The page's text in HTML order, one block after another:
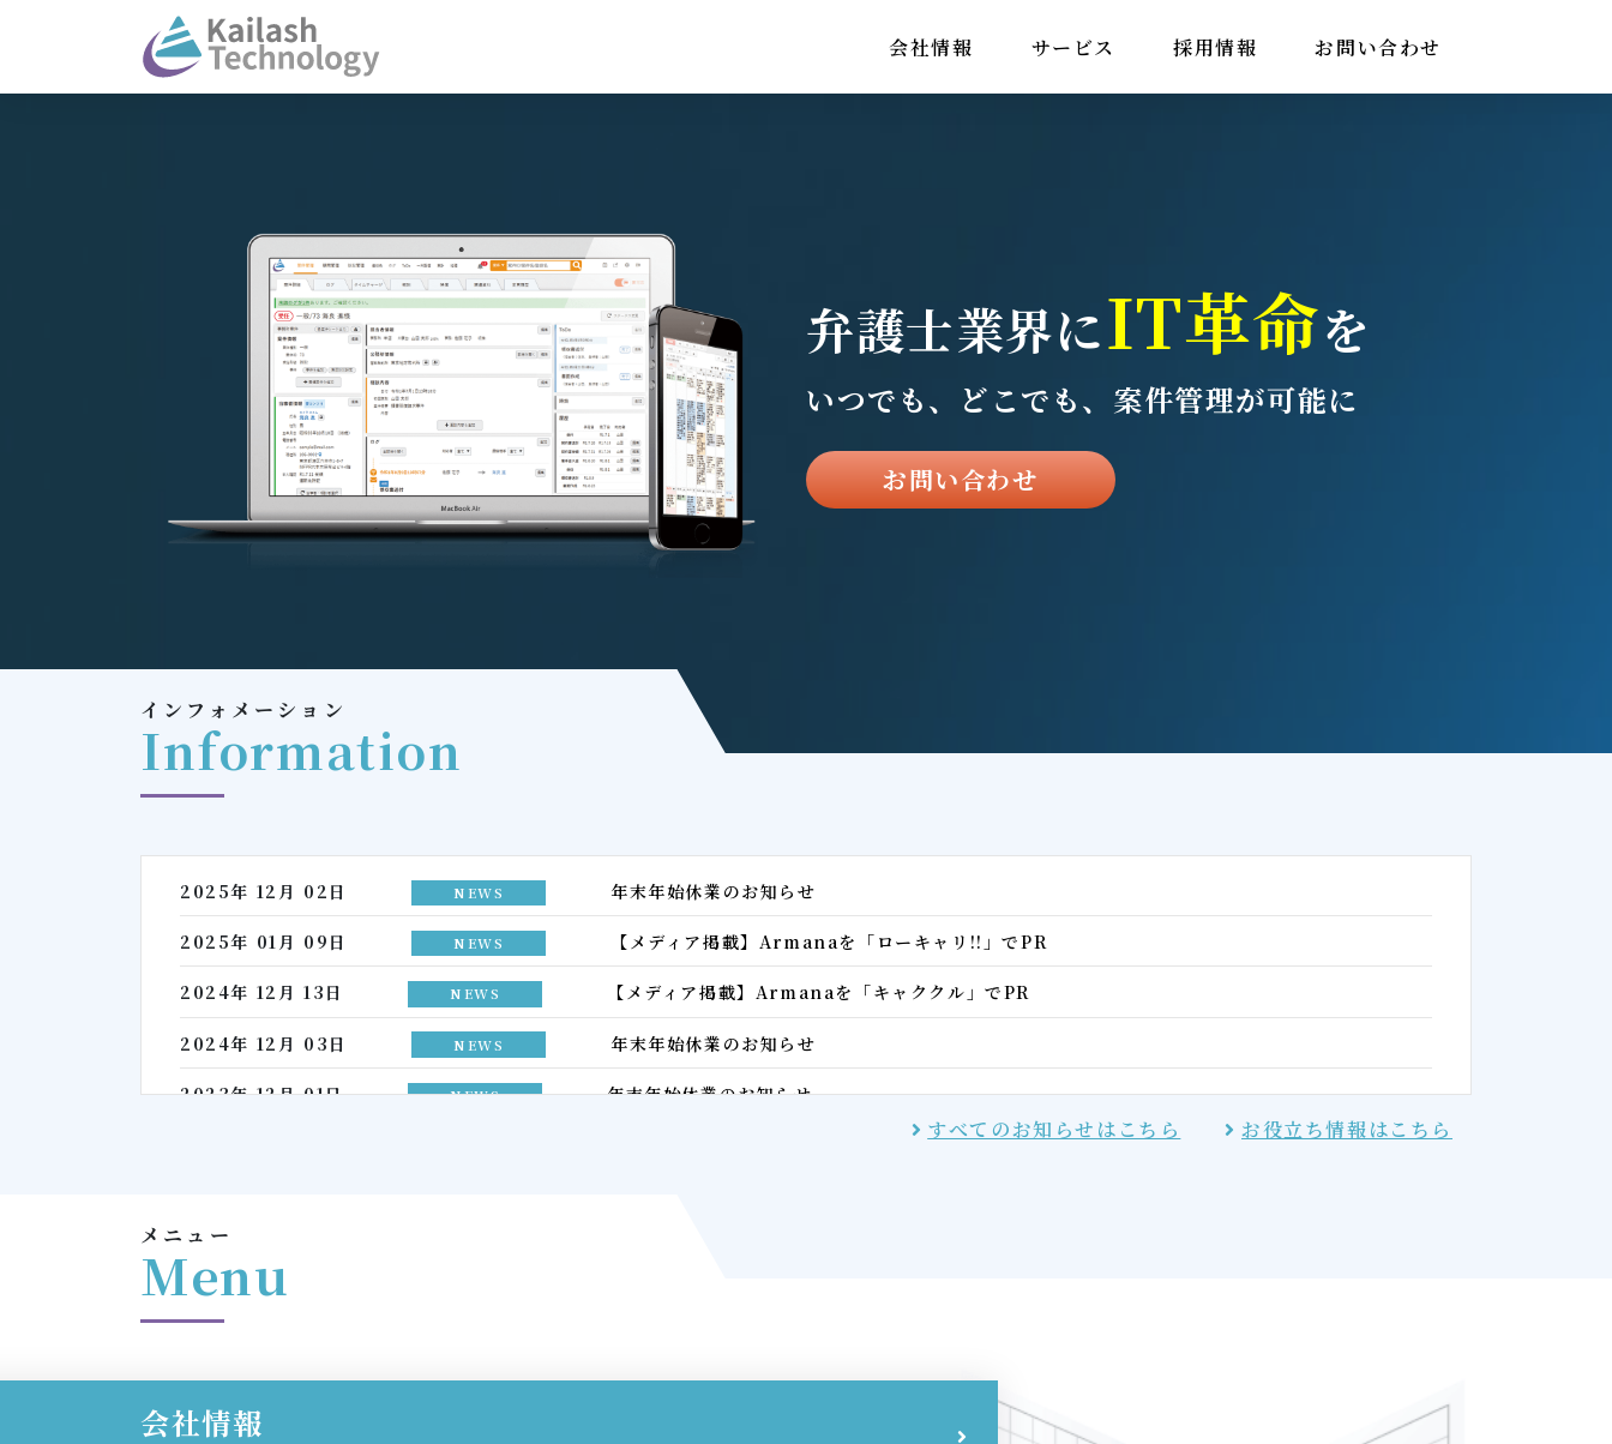
会社情報 サービス 採用情報 お問い合わせ
弁護士業界にIT革命を
いつでも、どこでも、案件管理が可能に
お問い合わせ
インフォメーション
Information
2025年 12月 02日 NEWS 年末年始休業のお知らせ
2025年 01月 09日 NEWS 【メディア掲載】Armanaを「ローキャリ!!」でPR
2024年 12月 13日 NEWS 【メディア掲載】Armanaを「キャククル」でPR
2024年 12月 03日 NEWS 年末年始休業のお知らせ
2023年 12月 01日 NEWS 年末年始休業のお知らせ
2022年 07月 07日
2022年 04月 28日
すべてのお知らせはこちら お役立ち情報はこちら
メニュー
Menu
会社情報